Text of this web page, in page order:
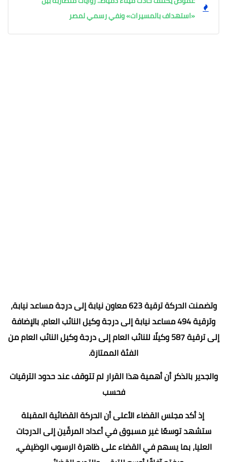
«استهداف بالمسيرات» ونفي رسمي لمصر
وتضمنت الحركة ترقية 623 معاون نيابة إلى درجة مساعد نيابة،
وترقية 494 مساعد نيابة إلى درجة وكيل النائب العام، بالإضافة
إلى ترقية 587 وكيلًا للنائب العام إلى درجة وكيل النائب العام من
الفئة الممتازة.
والجدير بالذكر أن أهمية هذا القرار لم تتوقف عند حدود الترقيات
فحسب
إذ أكد مجلس القضاء الأعلى أن الحركة القضائية المقبلة
ستشهد توسعًا غير مسبوق في أعداد المرقّين إلى الدرجات
العليا، بما يسهم في القضاء على ظاهرة الرسوب الوظيفي،